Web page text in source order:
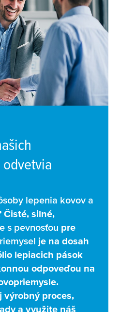
lepenia kovov a
Čisté, silné,
s pevnosťou pre
je na dosah
lepiacich pások
odpoveďou na
výrobný proces,
a využite náš